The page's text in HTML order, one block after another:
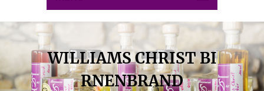
WILLIAMS CHRIST BI
RNENBRAND